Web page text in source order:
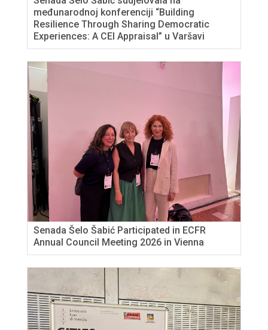
međunarodnoj konferenciji “Building
Resilience Through Sharing Democratic
Experiences: A CEI Appraisal” u Varšavi
Senada Šelo Šabić Participated in ECFR
Annual Council Meeting 2026 in Vienna